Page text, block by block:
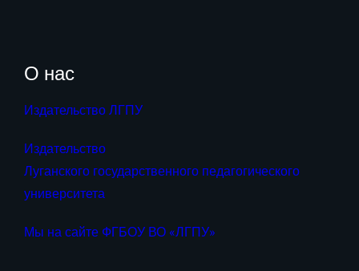
О нас
Издательство ЛГПУ
Издательство
Луганского государственного педагогического
университета
Мы на сайте ФГБОУ ВО «ЛГПУ»